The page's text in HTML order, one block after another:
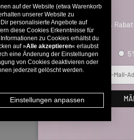
Bis zu 11%
E-Mail
auf der Website (etwa Warenkorb
unserer Website zu
personalisierte Angebote auf
diese Cookies Erkenntnisse für
zu Cookies erhältst du
auf »Alle akzeptieren« erlaubst
eine Änderung der Einstellungen
von Cookies deaktivieren oder
jederzeit gelöscht werden.
Einstellungen anpassen